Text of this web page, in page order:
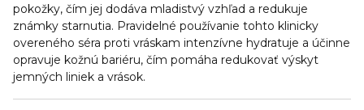
pokožky, čím jej dodáva mladistvý vzhľad a redukuje
známky starnutia. Pravidelné používanie tohto klinicky
overeného séra proti vráskam intenzívne hydratuje a účinne
opravuje kožnú bariéru, čím pomáha redukovať výskyt
jemných liniek a vrások.